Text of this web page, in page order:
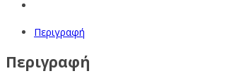
Περιγραφή
Περιγραφή